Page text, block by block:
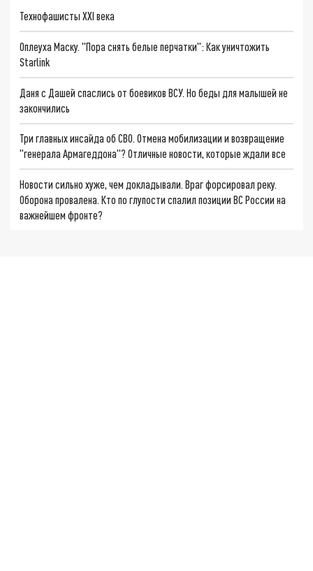
Технофашисты XXI века
Оплеуха Маску. "Пора снять белые перчатки": Как уничтожить
Starlink
Даня с Дашей спаслись от боевиков ВСУ. Но беды для малышей не
закончились
Три главных инсайда об СВО. Отмена мобилизации и возвращение
"генерала Армагеддона"? Отличные новости, которые ждали все
Новости сильно хуже, чем докладывали. Враг форсировал реку.
Оборона провалена. Кто по глупости спалил позиции ВС России на
важнейшем фронте?